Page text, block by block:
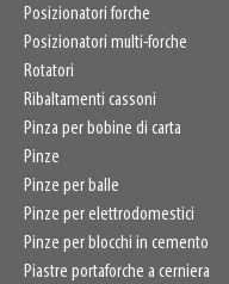
Posizionatori forche
Posizionatori multi-forche
Rotatori
Ribaltamenti cassoni
Pinza per bobine di carta
Pinze
Pinze per balle
Pinze per elettrodomestici
Pinze per blocchi in cemento
Piastre portaforche a cerniera